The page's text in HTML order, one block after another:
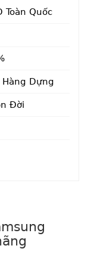
Toàn Quốc
Hàng Dựng
Đời